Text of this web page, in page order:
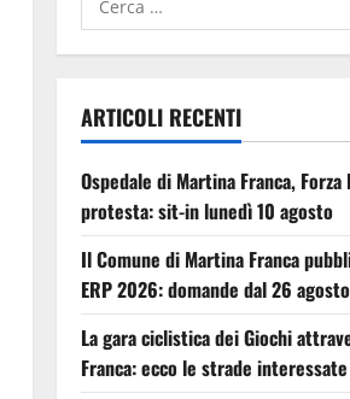
ARTICOLI RECENTI
Ospedale di Martina Franca,
protesta: sit-in lunedì 10 agosto
Il Comune di Martina Franca
ERP 2026: domande dal 26 agosto
La gara ciclistica dei Giochi
Franca: ecco le strade